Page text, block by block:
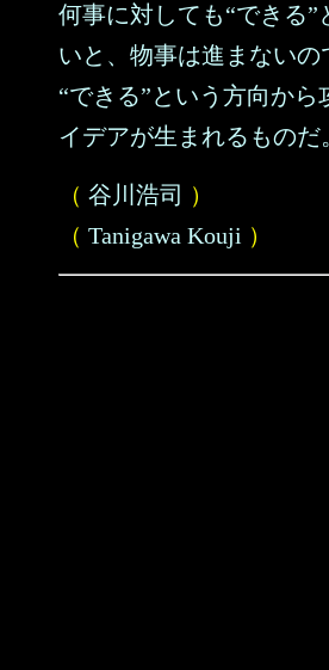
何事に対しても“できる
いと、物事は進まないの
“できる”という方向か
イデアが生まれるものだ
（ 谷川浩司 ）
（ Tanigawa Kouji ）